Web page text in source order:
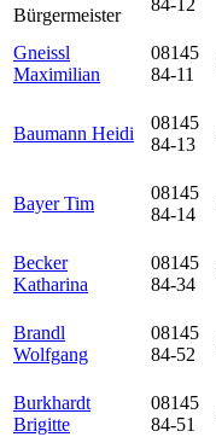
Bürgermeister
84-12
Gneissl
Maximilian
08145
84-11
Baumann Heidi
08145
84-13
Bayer Tim
08145
84-14
Becker
Katharina
08145
84-34
Brandl
Wolfgang
08145
84-52
Burkhardt
Brigitte
08145
84-51